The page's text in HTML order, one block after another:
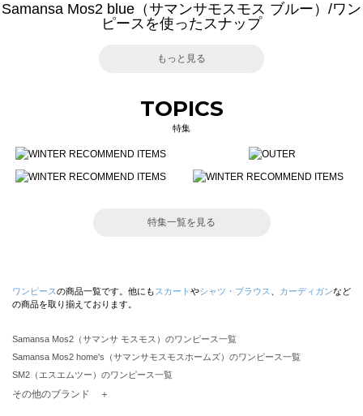
Samansa Mos2 blue（サマンサモスモス ブルー）/ワン
ピースを使ったスナップ
もっと見る
TOPICS
特集
特集一覧を見る
ワンピースの商品一覧です。他にも スカート やシャツ・ブラウス カーディガンなど
の商品を取り揃えております。
Samansa Mos2（サマンサ モスモス）のワンピース一覧
Samansa Mos2 home's（サマンサモスモスホームズ）のワンピース一覧
SM2（エスエムツー）のワンピース一覧
TSUHARU by Samansa Mos2（ツハルバイサマンサモスモス）のワンピース一覧
その他のブランド ＋